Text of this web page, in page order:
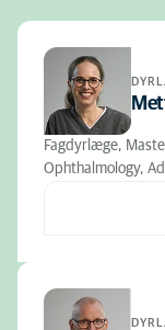
Fagdyrlæge,
Ophthalmology,